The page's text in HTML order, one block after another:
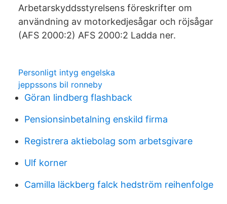
Arbetarskyddsstyrelsens föreskrifter om
användning av motorkedjesågar och röjsågar
(AFS 2000:2) AFS 2000:2 Ladda ner.
Personligt intyg engelska
jeppssons bil ronneby
Göran lindberg flashback
Pensionsinbetalning enskild firma
Registrera aktiebolag som arbetsgivare
Ulf korner
Camilla läckberg falck hedström reihenfolge